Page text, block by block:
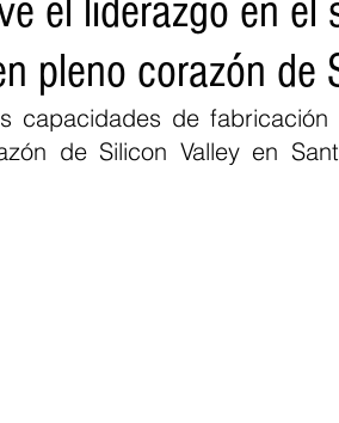
el liderazgo en el
pleno corazón de
capacidades de fabricación
de Silicon Valley en